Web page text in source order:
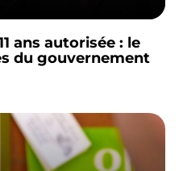
ans autorisée : le
du gouvernement